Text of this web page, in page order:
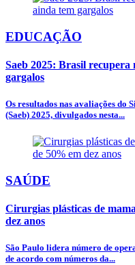
EDUCAÇÃO
Saeb 2025: Brasil
gargalos
Os resultados nas avaliações do
(Saeb) 2025, divulgados nesta...
SAÚDE
Cirurgias plásticas de
dez anos
São Paulo lidera número de
de acordo com números da...